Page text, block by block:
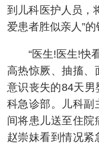
到儿科医护人员，
爱患者胜似亲人”的
“医生!医生!快看
高热惊厥、抽搐、
意识丧失的84天
科急诊部。儿科副
间将患儿送至住院
赵崇妹看到情况紧